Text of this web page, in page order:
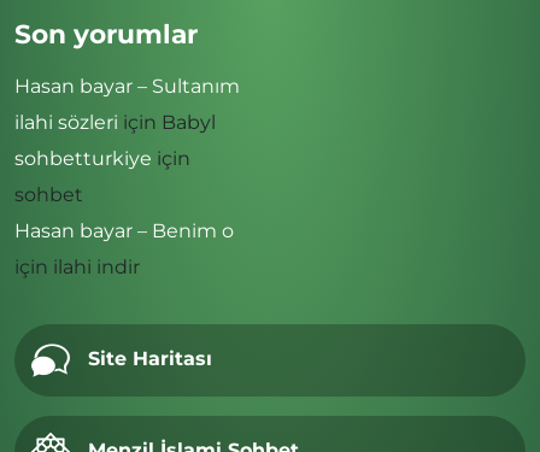
Son yorumlar
Hasan bayar – Sultanım
ilahi sözleri için Babyl
sohbetturkiye için
sohbet
Hasan bayar – Benim o
için ilahi indir
Site Haritası